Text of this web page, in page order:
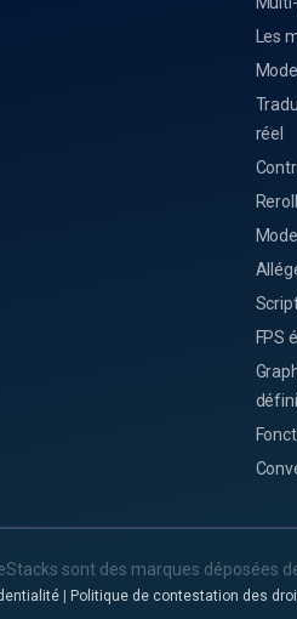
Les
réel
Reroll
FPS
sont des marques déposées
Politique de contestation des